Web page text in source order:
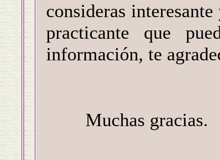
consideras
practicante que
información, te
Muchas gracias.